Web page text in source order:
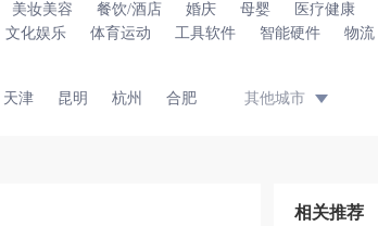
美妆美容 餐饮/酒店 婚庆 母婴 医疗健康
文化娱乐 体育运动 工具软件 智能硬件 物流
天津 昆明 杭州 合肥 其他城市
相关推荐